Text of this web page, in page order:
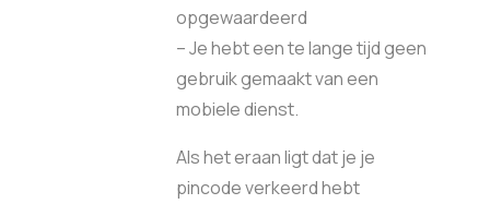
opgewaardeerd
– Je hebt een te lange tijd geen
gebruik gemaakt van een
mobiele dienst.
Als het eraan ligt dat je je
pincode verkeerd hebt